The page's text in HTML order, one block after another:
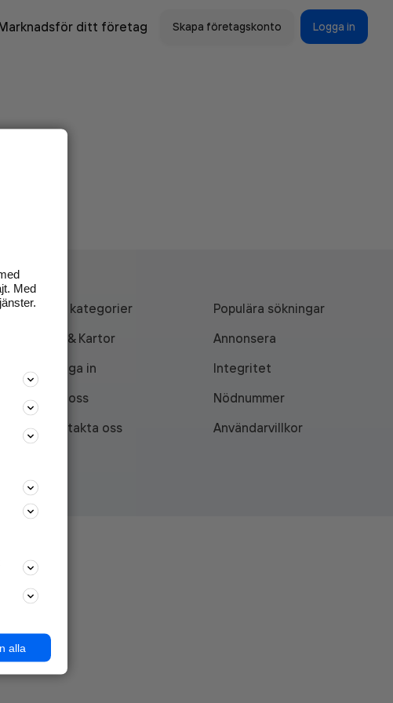
ditt företag Skapa företagskonto Logga in
Alla kategorier
Populära sökningar
API & Kartor
Annonsera
Logga in
Integritet
Om oss
Nödnummer
Kontakta oss
Användarvillkor
Med
alla